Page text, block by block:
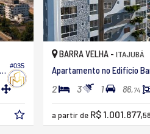
#035
Apartamento no Edifício Bantaya Tower
BARRA VELHA - ITAJUBÁ
2 3 1 86,74
a partir de R$ 1.001.877,58